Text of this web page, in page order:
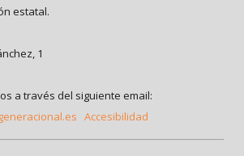
estatal.
1
a través del siguiente email:
Accesibilidad